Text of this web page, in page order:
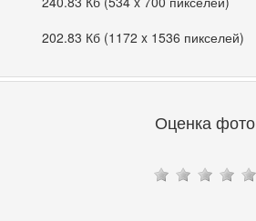
202.83 Кб (1172 x 1536 пикселей)
Оценка фото